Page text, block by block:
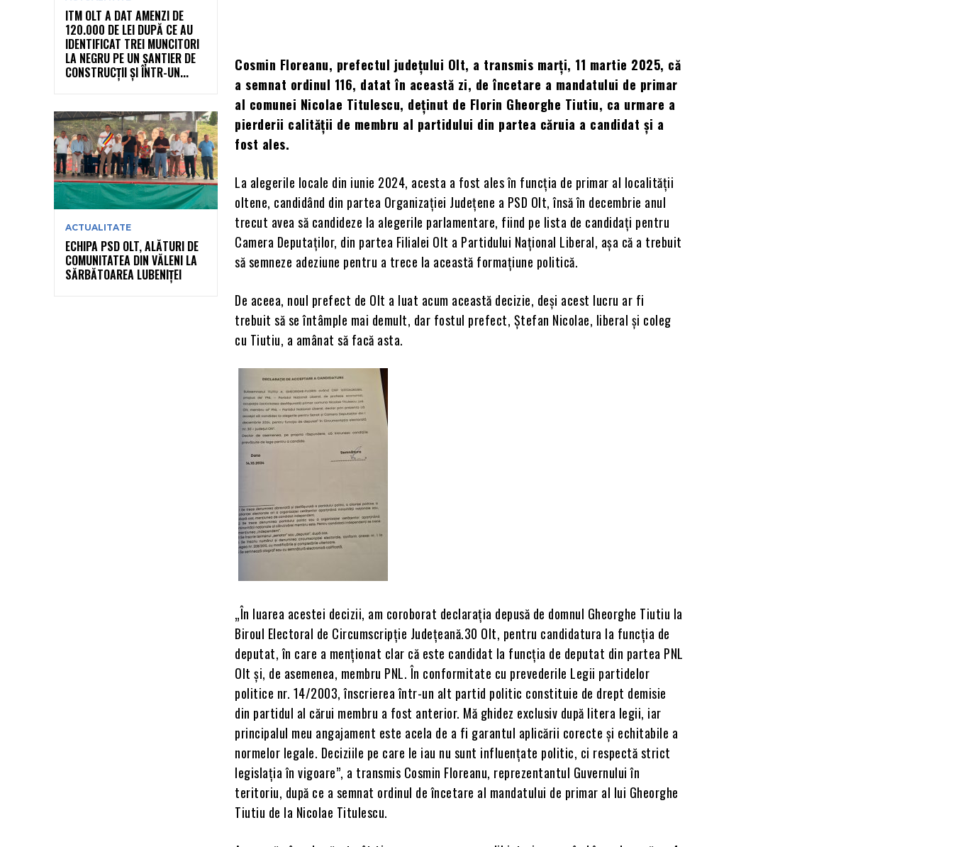
ITM OLT A DAT AMENZI DE
120.000 DE LEI DUPĂ CE AU
IDENTIFICAT TREI MUNCITORI
LA NEGRU PE UN ȘANTIER DE
CONSTRUCȚII ȘI ÎNTR-UN...
ACTUALITATE
ECHIPA PSD OLT, ALĂTURI DE
COMUNITATEA DIN VĂLENI LA
SĂRBĂTOAREA LUBENIȚEI
Cosmin Floreanu, prefectul județului Olt, a transmis marți, 11 martie 2025, că
a semnat ordinul 116, datat în această zi, de încetare a mandatului de primar
al comunei Nicolae Titulescu, deținut de Florin Gheorghe Tiutiu, ca urmare a
pierderii calității de membru al partidului din partea căruia a candidat și a
fost ales.
La alegerile locale din iunie 2024, acesta a fost ales în funcția de primar al localității
oltene, candidând din partea Organizației Județene a PSD Olt, însă în decembrie anul
trecut avea să candideze la alegerile parlamentare, fiind pe lista de candidați pentru
Camera Deputaților, din partea Filialei Olt a Partidului Național Liberal, așa că a trebuit
să semneze adeziune pentru a trece la această formațiune politică.
De aceea, noul prefect de Olt a luat acum această decizie, deși acest lucru ar fi
trebuit să se întâmple mai demult, dar fostul prefect, Ștefan Nicolae, liberal și coleg
cu Tiutiu, a amânat să facă asta.
„În luarea acestei decizii, am coroborat declarația depusă de domnul Gheorghe Tiutiu la
Biroul Electoral de Circumscripție Județeană.30 Olt, pentru candidatura la funcția de
deputat, în care a menționat clar că este candidat la funcția de deputat din partea PNL
Olt și, de asemenea, membru PNL. În conformitate cu prevederile Legii partidelor
politice nr. 14/2003, înscrierea într-un alt partid politic constituie de drept demisie
din partidul al cărui membru a fost anterior. Mă ghidez exclusiv după litera legii, iar
principalul meu angajament este acela de a fi garantul aplicării corecte și echitabile a
normelor legale. Deciziile pe care le iau nu sunt influențate politic, ci respectă strict
legislația în vigoare”, a transmis Cosmin Floreanu, reprezentantul Guvernului în
teritoriu, după ce a semnat ordinul de încetare al mandatului de primar al lui Gheorghe
Tiutiu de la Nicolae Titulescu.